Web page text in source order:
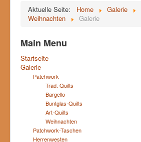
Aktuelle Seite: Home Galerie
Weihnachten
Galerie
Main Menu
Startseite
Galerie
Patchwork
Trad. Quilts
Bargello
Buntglas-Quilts
Art-Quilts
Weihnachten
Patchwork-Taschen
Herrenwesten